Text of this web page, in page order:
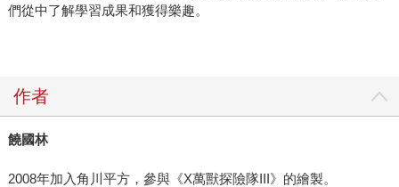
們從中了解學習成果和獲得樂趣。
作者
饒國林
2008年加入角川平方，參與《X萬獸探險隊III》的繪製。